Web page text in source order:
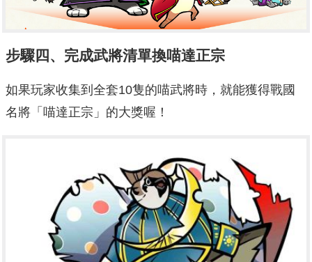
步驟四、完成武將清單換喵達正宗
如果玩家收集到全套10隻的喵武將時，就能獲得戰國
名將「喵達正宗」的大獎喔！